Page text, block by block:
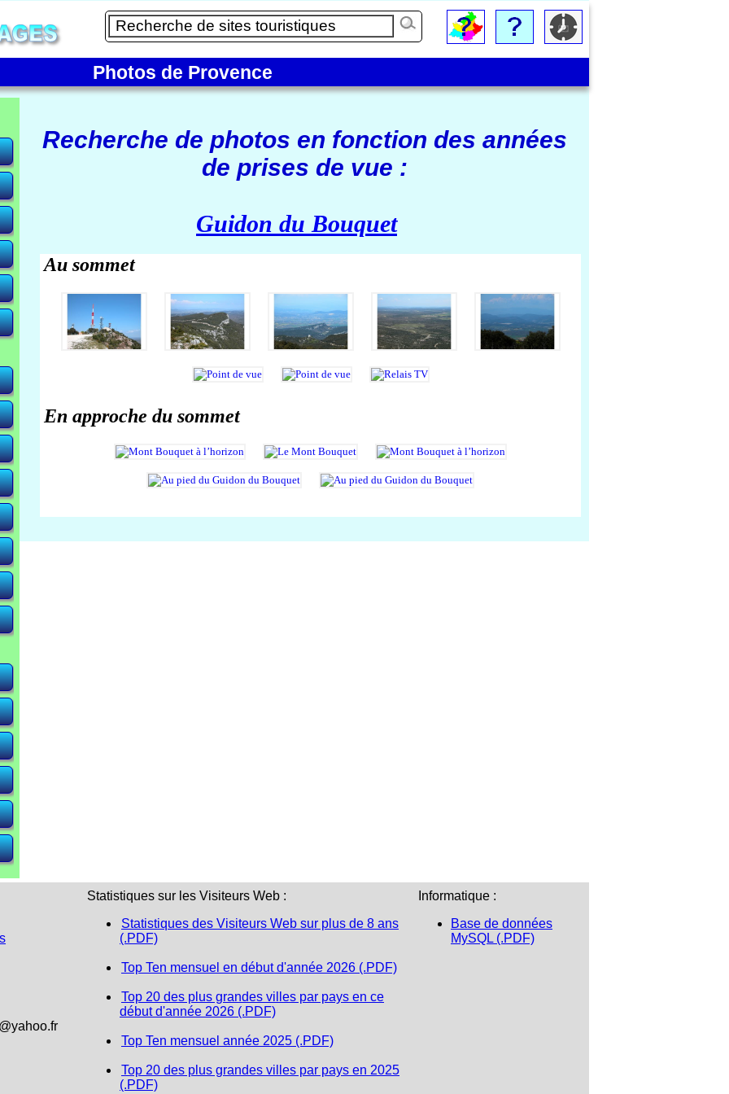
Photos de Provence
Recherche de photos en fonction des années
de prises de vue :
Guidon du Bouquet
Au sommet
En approche du sommet
Statistiques sur les Visiteurs Web :
Statistiques des Visiteurs Web sur plus de 8 ans
(.PDF)
Top Ten mensuel en début d'année 2026 (.PDF)
Top 20 des plus grandes villes par pays en ce
début d'année 2026 (.PDF)
Top Ten mensuel année 2025 (.PDF)
Top 20 des plus grandes villes par pays en 2025
(.PDF)
Informatique :
Base de données
MySQL (.PDF)